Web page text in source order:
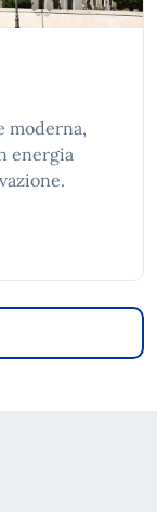
moderna,
energia